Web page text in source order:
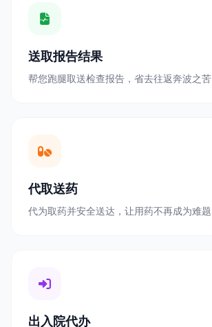
送取报告结果
帮您跑腿取送检查报告，省去往返奔波之苦
代取送药
代为取药并安全送达，让用药不再成为难题
出入院代办